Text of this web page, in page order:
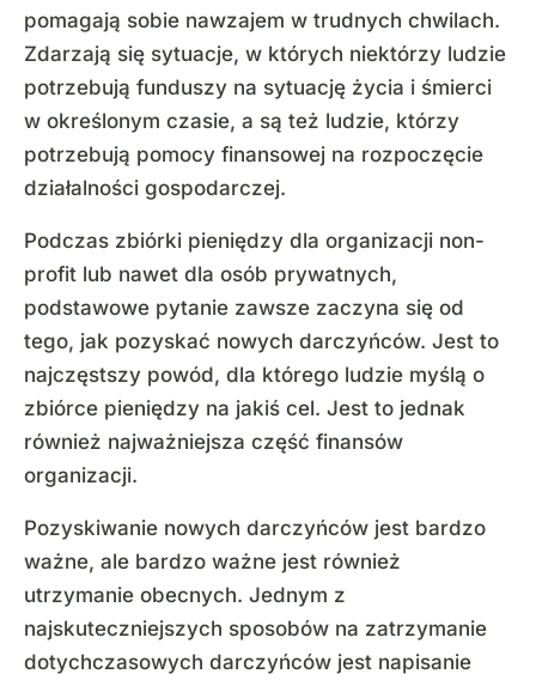
pomagają sobie nawzajem w trudnych chwilach.
Zdarzają się sytuacje, w których niektórzy ludzie
potrzebują funduszy na sytuację życia i śmierci
w określonym czasie, a są też ludzie, którzy
potrzebują pomocy finansowej na rozpoczęcie
działalności gospodarczej.
Podczas zbiórki pieniędzy dla organizacji non-
profit lub nawet dla osób prywatnych,
podstawowe pytanie zawsze zaczyna się od
tego, jak pozyskać nowych darczyńców. Jest to
najczęstszy powód, dla którego ludzie myślą o
zbiórce pieniędzy na jakiś cel. Jest to jednak
również najważniejsza część finansów
organizacji.
Pozyskiwanie nowych darczyńców jest bardzo
ważne, ale bardzo ważne jest również
utrzymanie obecnych. Jednym z
najskuteczniejszych sposobów na zatrzymanie
dotychczasowych darczyńców jest napisanie